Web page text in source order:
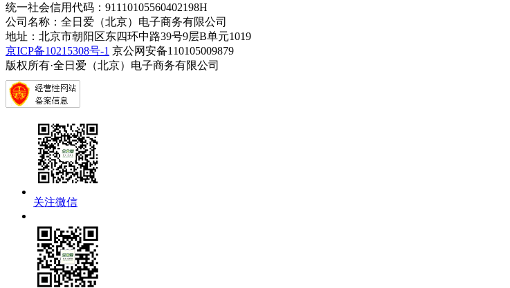
统一社会信用代码：91110105560402198H
公司名称：全日爱（北京）电子商务有限公司
地址：北京市朝阳区东四环中路39号9层B单元1019
京ICP备10215308号-1 京公网安备110105009879
版权所有·全日爱（北京）电子商务有限公司
关注微信